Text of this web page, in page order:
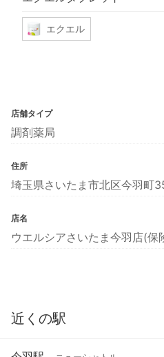
エクエル
店舗タイプ
調剤薬局
住所
埼玉県さいたま市北区今羽町
店名
ウエルシアさいたま今羽店(保
近くの駅